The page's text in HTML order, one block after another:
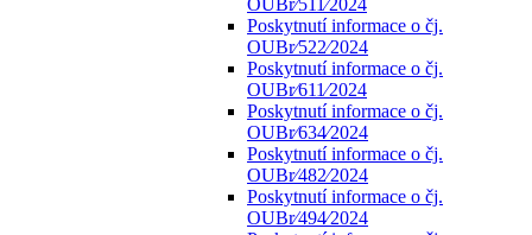
OUBr⁄511⁄2024
Poskytnutí informace o čj.
OUBr⁄522⁄2024
Poskytnutí informace o čj.
OUBr⁄611⁄2024
Poskytnutí informace o čj.
OUBr⁄634⁄2024
Poskytnutí informace o čj.
OUBr⁄482⁄2024
Poskytnutí informace o čj.
OUBr⁄494⁄2024